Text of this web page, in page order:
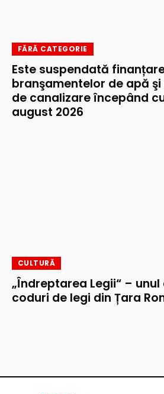
FĂRĂ CATEGORIE
Este suspendată
branşamentelor de apă
de canalizare începând
august 2026
CULTURĂ
„Îndreptarea Legii“ –
coduri de legi din Țara